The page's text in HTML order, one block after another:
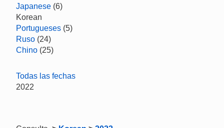
Japanese (6)
Korean
Portugueses (5)
Ruso (24)
Chino (25)
Todas las fechas
2022